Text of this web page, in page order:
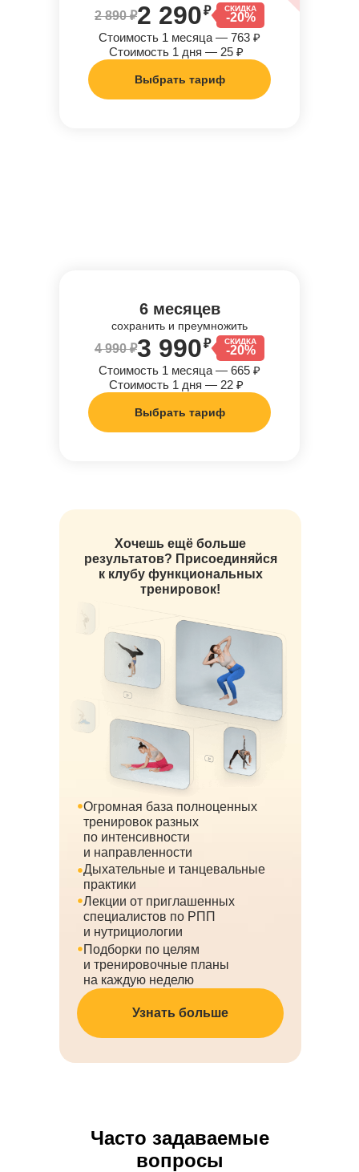
6 месяцев
сохранить и преумножить
4 990 ₽3 990₽ СКИДКА
-20%
Стоимость 1 месяца — 665 ₽
Стоимость 1 дня — 22 ₽
Выбрать тариф
2 890 ₽2 290₽ СКИДКА
-20%
Стоимость 1 месяца — 763 ₽
Стоимость 1 дня — 25 ₽
Выбрать тариф
Хочешь ещё больше
результатов? Присоединяйся
к клубу функциональных
тренировок!
Огромная база полноценных
тренировок разных
по интенсивности
и направленности
Дыхательные и танцевальные
практики
Лекции от приглашенных
специалистов по РПП
и нутрициологии
Подборки по целям
и тренировочные планы
на каждую неделю
Узнать больше
Часто задаваемые
вопросы